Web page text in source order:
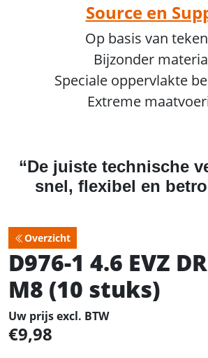
Source en
Op basis van
Bijzonder
Speciale oppervlakte
Extreme
“De juiste technische
snel, flexibel en
Overzicht
D976-1 4.6 EVZ
M8 (10 stuks)
Uw prijs excl. BTW
9,98